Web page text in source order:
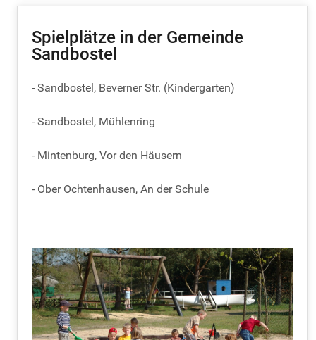
Spielplätze in der Gemeinde
Sandbostel
- Sandbostel, Beverner Str. (Kindergarten)
- Sandbostel, Mühlenring
- Mintenburg, Vor den Häusern
- Ober Ochtenhausen, An der Schule